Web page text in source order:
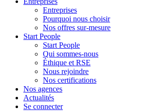
Entreprises
Pourquoi nous choisir
Nos offres sur-mesure
Start People
Start People
Qui sommes-nous
Éthique et RSE
Nous rejoindre
Nos certifications
Nos agences
Actualités
Se connecter